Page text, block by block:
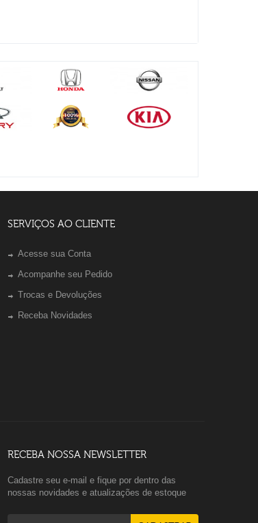
SERVIÇOS AO CLIENTE
Acesse sua Conta
Acompanhe seu Pedido
Trocas e Devoluções
Receba Novidades
RECEBA NOSSA NEWSLETTER
Cadastre seu e-mail e fique por dentro das
nossas novidades e atualizações de estoque